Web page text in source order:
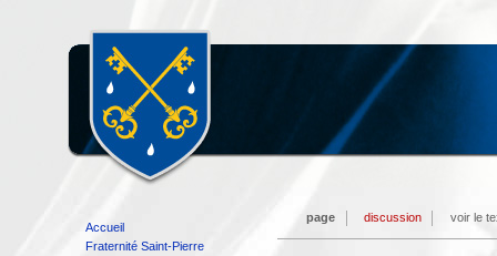
page discussion voir le
Accueil
Fraternité Saint-Pierre